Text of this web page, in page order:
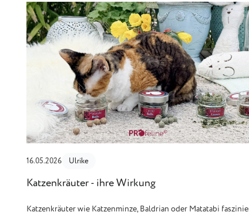
16.05.2026 Ulrike
Katzenkräuter - ihre Wirkung
Katzenkräuter wie Katzenminze, Baldrian oder Matatabi